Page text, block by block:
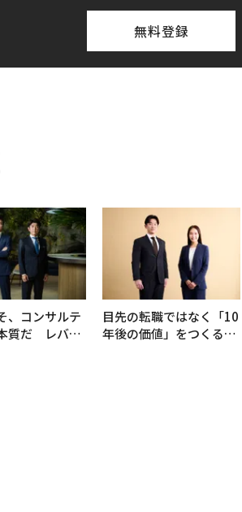
無料登録
、コンサルテ
質だ レバレ
目先の転職ではなく「10
年後の価値」をつくる─